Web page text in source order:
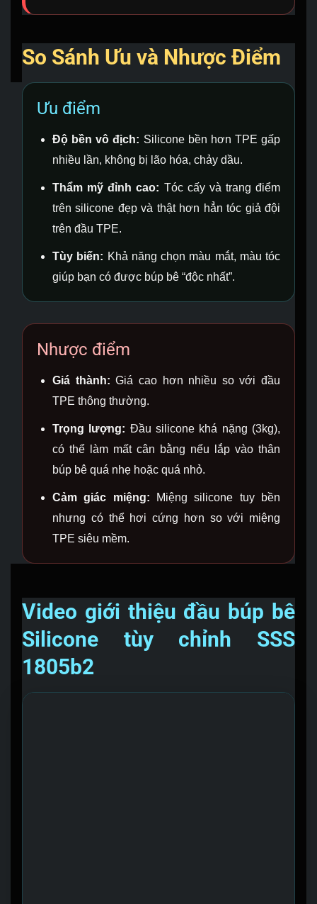
So Sánh Ưu và Nhược Điểm
Ưu điểm
Độ bền vô địch: Silicone bền hơn TPE gấp
nhiều lần, không bị lão hóa, chảy dầu.
Thẩm mỹ đỉnh cao: Tóc cấy và trang điểm
trên silicone đẹp và thật hơn hẳn tóc giả đội
trên đầu TPE.
Tùy biến: Khả năng chọn màu mắt, màu tóc
giúp bạn có được búp bê “độc nhất”.
Nhược điểm
Giá thành: Giá cao hơn nhiều so với đầu
TPE thông thường.
Trọng lượng: Đầu silicone khá nặng (3kg),
có thể làm mất cân bằng nếu lắp vào thân
búp bê quá nhẹ hoặc quá nhỏ.
Cảm giác miệng: Miệng silicone tuy bền
nhưng có thể hơi cứng hơn so với miệng
TPE siêu mềm.
Video giới thiệu đầu búp bê
Silicone tùy chỉnh SSS
1805b2
Trình chơi Video